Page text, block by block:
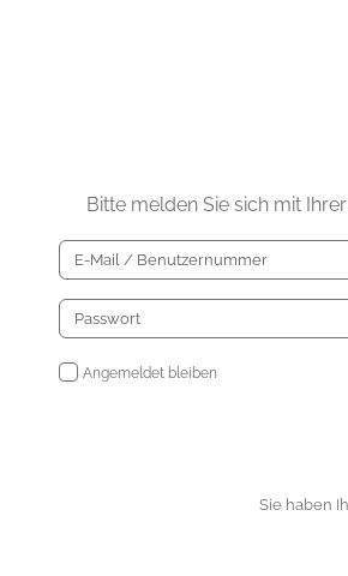
Bitte melden Sie sich mit
Angemeldet bleiben
Sie haben